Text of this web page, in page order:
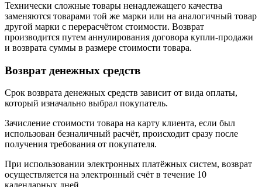
Технически сложные товары ненадлежащего качества
заменяются товарами той же марки или на аналогичный товар
другой марки с перерасчётом стоимости. Возврат
производится путем аннулирования договора купли-продажи
и возврата суммы в размере стоимости товара.
Возврат денежных средств
Срок возврата денежных средств зависит от вида оплаты,
который изначально выбрал покупатель.
Зачисление стоимости товара на карту клиента, если был
использован безналичный расчёт, происходит сразу после
получения требования от покупателя.
При использовании электронных платёжных систем, возврат
осуществляется на электронный счёт в течение 10